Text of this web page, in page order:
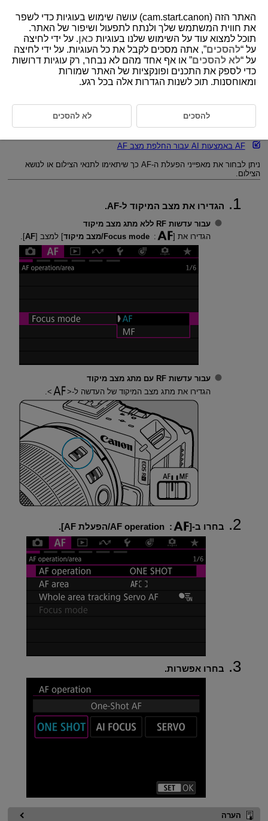
D388-130
הפעלת AF
One-Shot AF (AF לצילום יחיד) עבור נושאים דוממים
Servo AF עבור צילום נושאים שנמצאים בתנועה
AF באמצעות AI עבור החלפת מצב AF
ניתן לבחור את מאפייני הפעלת ה-AF כך שיתאימו לתנאי הצילום או לנושא
הצילום.
הגדירו את מצב המיקוד ל-AF.
עבור עדשות RF ללא מתג מצב מיקוד
הגדירו את [
: Focus mode/מצב מיקוד ] למצב [AF
].
עבור עדשות RF עם מתג מצב מיקוד
הגדירו את מתג מצב המיקוד של העדשה ל-
.
בחרו ב-[ : AF operation/הפעלת AF ].
בחרו אפשרות.
הערה
האתר הזה (cam.start.canon) עושה שימוש בעוגיות כדי לשפר
את חווית המשתמש שלך ולנתח לתפעול ושיפור של האתר.
תוכל למצוא עוד על השימוש שלנו בעוגיות כאן. על ידי לחיצה
על “להסכים”, אתה מסכים לקבל את כל העוגיות. על ידי לחיצה
על “לא להסכים” או אף אחד מהם לא נבחר, רק עוגיות דרושות
כדי לספק את התכנים ופונקציות של האתר שמורות
ומאוחסנות. תוכ לשנות הגדרות אלה בכל רגע.
להסכים לא להסכים